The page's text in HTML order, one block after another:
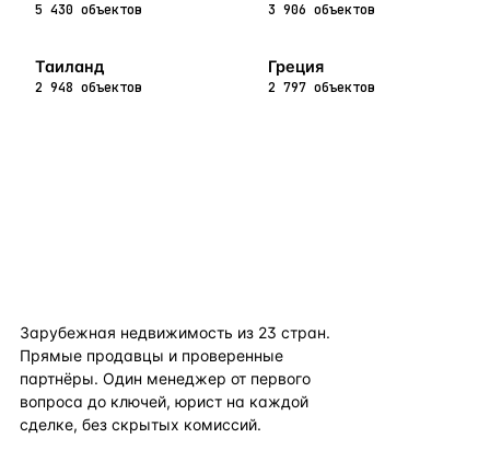
5 430 объектов 3 906 объектов
Таиланд
2 948 объектов
Греция
2 797 объектов
Зарубежная недвижимость из 23 стран.
Прямые продавцы и проверенные
партнёры. Один менеджер от первого
вопроса до ключей, юрист на каждой
сделке, без скрытых комиссий.